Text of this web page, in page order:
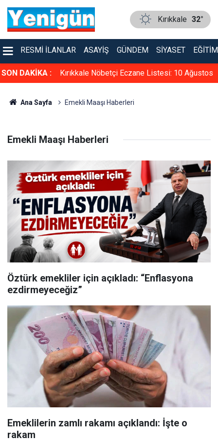
Kırıkkale 32°
RESMI İLANLAR ASAYIŞ GÜNDEM SIYASET EĞITIM
SON DAKİKA :
10 Ağustos Kırıkkale'de hava durumu nasıl? 10 Ağustos
Ana Sayfa Emekli Maaşı Haberleri
Emekli Maaşı Haberleri
Öztürk emekliler için açıkladı: “Enflasyona
ezdirmeyeceğiz”
Emeklilerin zamlı rakamı açıklandı: İşte o
rakam